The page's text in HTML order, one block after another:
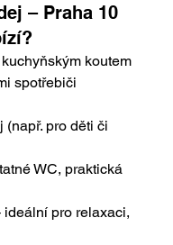
– Praha 10
koutem
spotřebiči
(např. pro děti či
WC, praktická
pro relaxaci,